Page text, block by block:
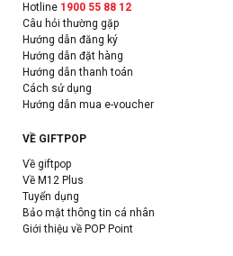
Hotline 1900 55 88 12
Câu hỏi thường gặp
Hướng dẫn đăng ký
Hướng dẫn đặt hàng
Hướng dẫn thanh toán
Cách sử dụng
Hướng dẫn mua e-voucher
VỀ GIFTPOP
Về giftpop
Về M12 Plus
Tuyển dụng
Bảo mật thông tin cá nhân
Giới thiệu về POP Point